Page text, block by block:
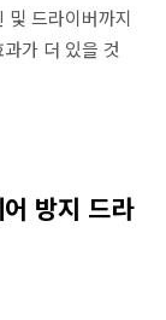
및 드라이버까지
가 더 있을 것
방지 드라